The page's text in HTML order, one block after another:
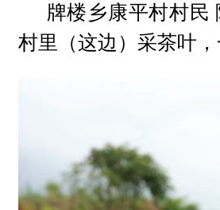
牌楼乡康平村村民
村里（这边）采茶叶